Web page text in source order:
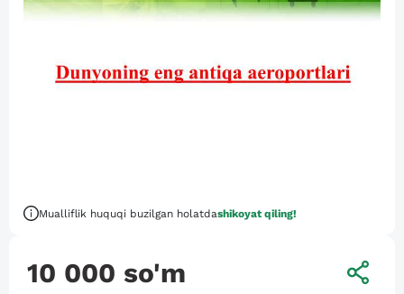
Mualliflik huquqi buzilgan holatdashikoyat qiling!
10 000 so'm